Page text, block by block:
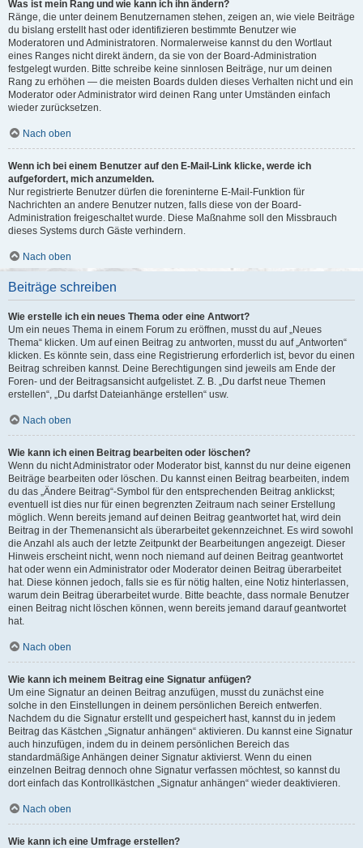
Was ist mein Rang und wie kann ich ihn ändern?
Ränge, die unter deinem Benutzernamen stehen, zeigen an, wie viele Beiträge
du bislang erstellt hast oder identifizieren bestimmte Benutzer wie
Moderatoren und Administratoren. Normalerweise kannst du den Wortlaut
eines Ranges nicht direkt ändern, da sie von der Board-Administration
festgelegt wurden. Bitte schreibe keine sinnlosen Beiträge, nur um deinen
Rang zu erhöhen — die meisten Boards dulden dieses Verhalten nicht und ein
Moderator oder Administrator wird deinen Rang unter Umständen einfach
wieder zurücksetzen.
Nach oben
Wenn ich bei einem Benutzer auf den E-Mail-Link klicke, werde ich
aufgefordert, mich anzumelden.
Nur registrierte Benutzer dürfen die foreninterne E-Mail-Funktion für
Nachrichten an andere Benutzer nutzen, falls diese von der Board-
Administration freigeschaltet wurde. Diese Maßnahme soll den Missbrauch
dieses Systems durch Gäste verhindern.
Nach oben
Beiträge schreiben
Wie erstelle ich ein neues Thema oder eine Antwort?
Um ein neues Thema in einem Forum zu eröffnen, musst du auf „Neues
Thema“ klicken. Um auf einen Beitrag zu antworten, musst du auf „Antworten“
klicken. Es könnte sein, dass eine Registrierung erforderlich ist, bevor du einen
Beitrag schreiben kannst. Deine Berechtigungen sind jeweils am Ende der
Foren- und der Beitragsansicht aufgelistet. Z. B. „Du darfst neue Themen
erstellen“, „Du darfst Dateianhänge erstellen“ usw.
Nach oben
Wie kann ich einen Beitrag bearbeiten oder löschen?
Wenn du nicht Administrator oder Moderator bist, kannst du nur deine eigenen
Beiträge bearbeiten oder löschen. Du kannst einen Beitrag bearbeiten, indem
du das „Ändere Beitrag“-Symbol für den entsprechenden Beitrag anklickst;
eventuell ist dies nur für einen begrenzten Zeitraum nach seiner Erstellung
möglich. Wenn bereits jemand auf deinen Beitrag geantwortet hat, wird dein
Beitrag in der Themenansicht als überarbeitet gekennzeichnet. Es wird sowohl
die Anzahl als auch der letzte Zeitpunkt der Bearbeitungen angezeigt. Dieser
Hinweis erscheint nicht, wenn noch niemand auf deinen Beitrag geantwortet
hat oder wenn ein Administrator oder Moderator deinen Beitrag überarbeitet
hat. Diese können jedoch, falls sie es für nötig halten, eine Notiz hinterlassen,
warum dein Beitrag überarbeitet wurde. Bitte beachte, dass normale Benutzer
einen Beitrag nicht löschen können, wenn bereits jemand darauf geantwortet
hat.
Nach oben
Wie kann ich meinem Beitrag eine Signatur anfügen?
Um eine Signatur an deinen Beitrag anzufügen, musst du zunächst eine
solche in den Einstellungen in deinem persönlichen Bereich entwerfen.
Nachdem du die Signatur erstellt und gespeichert hast, kannst du in jedem
Beitrag das Kästchen „Signatur anhängen“ aktivieren. Du kannst eine Signatur
auch hinzufügen, indem du in deinem persönlichen Bereich das
standardmäßige Anhängen deiner Signatur aktivierst. Wenn du einen
einzelnen Beitrag dennoch ohne Signatur verfassen möchtest, so kannst du
dort einfach das Kontrollkästchen „Signatur anhängen“ wieder deaktivieren.
Nach oben
Wie kann ich eine Umfrage erstellen?